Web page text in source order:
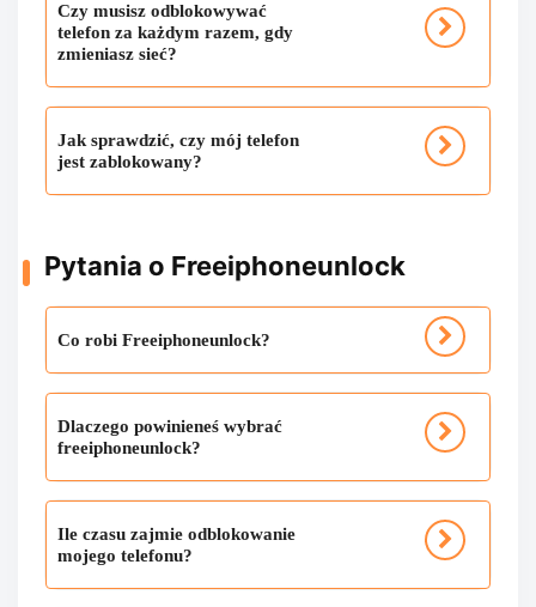
Czy musisz odblokowywać
telefon za każdym razem, gdy
zmieniasz sieć?
Jak sprawdzić, czy mój telefon
jest zablokowany?
Pytania o Freeiphoneunlock
Co robi Freeiphoneunlock?
Dlaczego powinieneś wybrać
freeiphoneunlock?
Ile czasu zajmie odblokowanie
mojego telefonu?